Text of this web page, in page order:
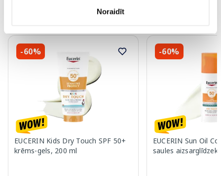
Noraidīt
-60%
EUCERIN Kids Dry Touch SPF 50+
krēms-gels, 200 ml
-60%
EUCERIN Sun Oil
saules